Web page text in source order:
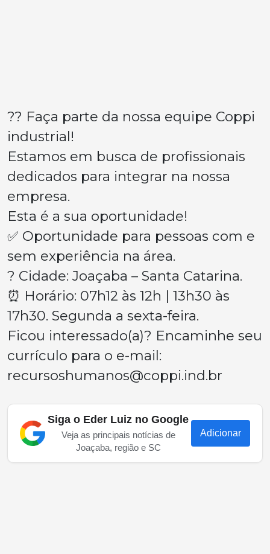
?? Faça parte da nossa equipe Coppi
industrial!
Estamos em busca de profissionais
dedicados para integrar na nossa
empresa.
Esta é a sua oportunidade!
✅ Oportunidade para pessoas com e
sem experiência na área.
? Cidade: Joaçaba – Santa Catarina.
⏰ Horário: 07h12 às 12h | 13h30 às
17h30. Segunda a sexta-feira.
Ficou interessado(a)? Encaminhe seu
currículo para o e-mail:
recursoshumanos@coppi.ind.br
Siga o Eder Luiz no Google
Veja as principais notícias de
Joaçaba, região e SC
Adicionar